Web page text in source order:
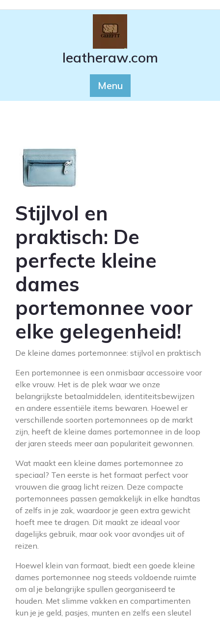
leatheraw.com
Menu
Stijlvol en
praktisch: De
perfecte kleine
dames
portemonnee voor
elke gelegenheid!
De kleine dames portemonnee: stijlvol en praktisch
Een portemonnee is een onmisbaar accessoire voor
elke vrouw. Het is de plek waar we onze
belangrijkste betaalmiddelen, identiteitsbewijzen
en andere essentiële items bewaren. Hoewel er
verschillende soorten portemonnees op de markt
zijn, heeft de kleine dames portemonnee in de loop
der jaren steeds meer aan populariteit gewonnen.
Wat maakt een kleine dames portemonnee zo
speciaal? Ten eerste is het formaat perfect voor
vrouwen die graag licht reizen. Deze compacte
portemonnees passen gemakkelijk in elke handtas
of zelfs in je zak, waardoor je geen extra gewicht
hoeft mee te dragen. Dit maakt ze ideaal voor
dagelijks gebruik, maar ook voor avondjes uit of
reizen.
Hoewel klein van formaat, biedt een goede kleine
dames portemonnee nog steeds voldoende ruimte
om al je belangrijke spullen georganiseerd te
houden. Met slimme vakken en compartimenten
kun je je geld, pasjes, munten en zelfs een sleutel